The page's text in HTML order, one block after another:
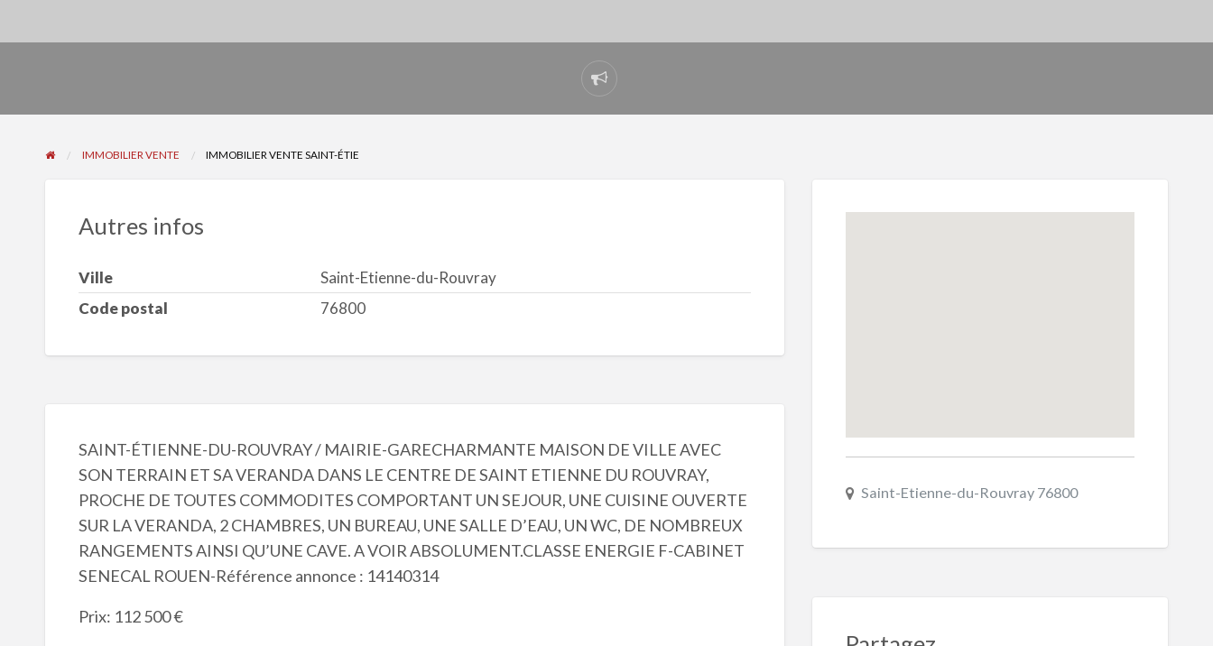
Signaler
un
IMMOBILIER VENTE IMMOBILIER VENTE SAINT-ÉTIE
Autres infos
Ville
Saint-Etienne-du-Rouvray
Code postal
76800
SAINT-ÉTIENNE-DU-ROUVRAY / MAIRIE-GARECHARMANTE MAISON DE VILLE AVEC
SON TERRAIN ET SA VERANDA DANS LE CENTRE DE SAINT ETIENNE DU ROUVRAY,
PROCHE DE TOUTES COMMODITES COMPORTANT UN SEJOUR, UNE CUISINE OUVERTE
SUR LA VERANDA, 2 CHAMBRES, UN BUREAU, UNE SALLE D’EAU, UN WC, DE NOMBREUX
RANGEMENTS AINSI QU’UNE CAVE. A VOIR ABSOLUMENT.CLASSE ENERGIE F-CABINET
SENECAL ROUEN-Référence annonce : 14140314
Prix: 112 500 €
Saint-Etienne-du-Rouvray 76800